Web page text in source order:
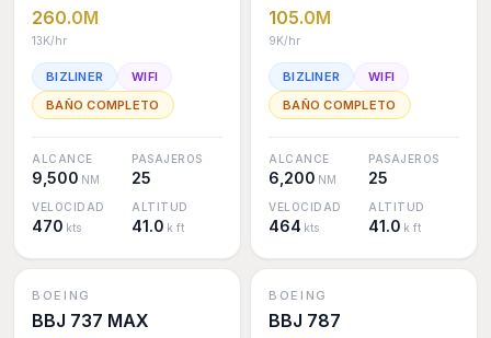
260.0M
13K/hr
BIZLINER
WIFI
BAÑO COMPLETO
ALCANCE
9,500 NM
PASAJEROS
25
VELOCIDAD
470 kts
ALTITUD
41.0 k ft
105.0M
9K/hr
BIZLINER
WIFI
BAÑO COMPLETO
ALCANCE
6,200 NM
PASAJEROS
25
VELOCIDAD
464 kts
ALTITUD
41.0 k ft
BOEING
BBJ 737 MAX
BOEING
BBJ 787